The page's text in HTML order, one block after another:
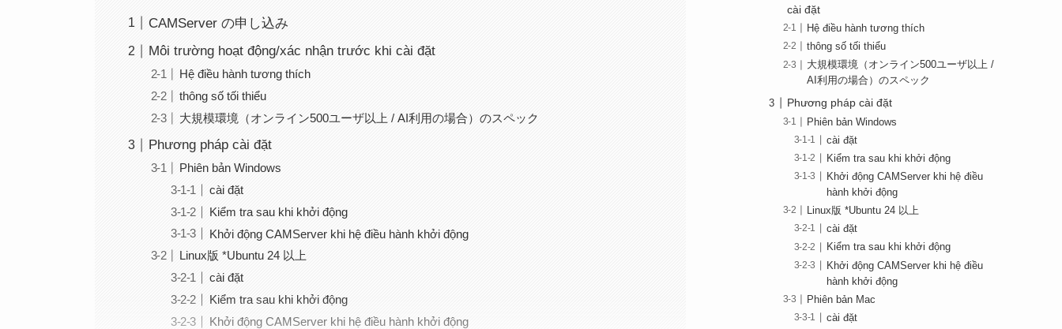
CAMServer の申し込み
Môi trường hoạt động/xác nhận trước khi cài đặt
Hệ điều hành tương thích
thông số tối thiểu
大規模環境（オンライン500ユーザ以上 / AI利用の場合）のスペック
Phương pháp cài đặt
Phiên bản Windows
cài đặt
Kiểm tra sau khi khởi động
Khởi động CAMServer khi hệ điều hành khởi động
Linux版 *Ubuntu 24 以上
cài đặt
Kiểm tra sau khi khởi động
Khởi động CAMServer khi hệ điều hành khởi động
cài đặt
Hệ điều hành tương thích
thông số tối thiểu
大規模環境（オンライン500ユーザ以上 /
AI利用の場合）のスペック
Phương pháp cài đặt
Phiên bản Windows
cài đặt
Kiểm tra sau khi khởi động
Khởi động CAMServer khi hệ điều
hành khởi động
Linux版 *Ubuntu 24 以上
cài đặt
Kiểm tra sau khi khởi động
Khởi động CAMServer khi hệ điều
hành khởi động
Phiên bản Mac
cài đặt